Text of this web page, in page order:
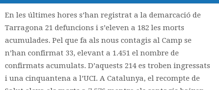
En les últimes hores s’han registrat a la demarcació de
Tarragona 21 defuncions i s’eleven a 182 les morts
acumulades. Pel que fa als nous contagis al Camp se
n’han confirmat 33, elevant a 1.451 el nombre de
confirmats acumulats. D’aquests 214 es troben ingressats
i una cinquantena a l’UCI. A Catalunya, el recompte de